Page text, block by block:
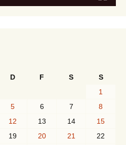
D F S
S
1
5 6 7
8
12 13 14
15
19 20 21
22